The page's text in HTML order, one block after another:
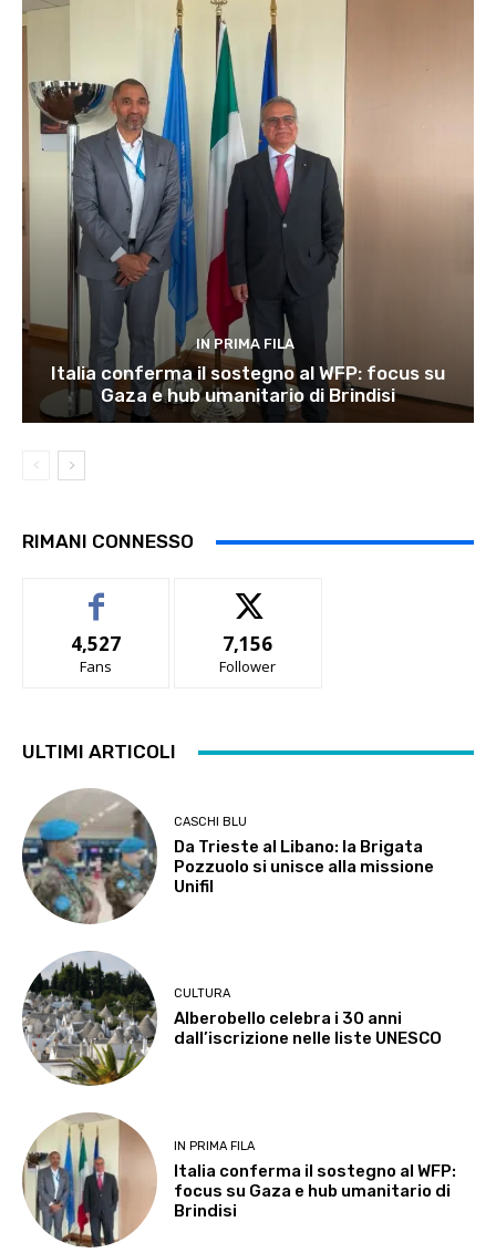
IN PRIMA FILA
Italia conferma il sostegno al WFP: focus su
Gaza e hub umanitario di Brindisi
RIMANI CONNESSO
4,527
Fans
7,156
Follower
ULTIMI ARTICOLI
CASCHI BLU
Da Trieste al Libano: la Brigata
Pozzuolo si unisce alla missione
Unifil
CULTURA
Alberobello celebra i 30 anni
dall’iscrizione nelle liste UNESCO
IN PRIMA FILA
Italia conferma il sostegno al WFP:
focus su Gaza e hub umanitario di
Brindisi